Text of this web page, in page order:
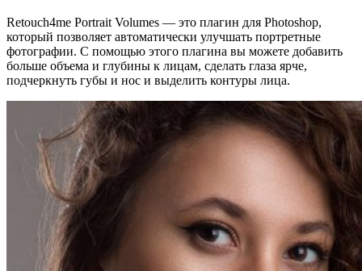
Retouch4me Portrait Volumes — это плагин для Photoshop,
который позволяет автоматически улучшать портретные
фотографии. С помощью этого плагина вы можете добавить
больше объема и глубины к лицам, сделать глаза ярче,
подчеркнуть губы и нос и выделить контуры лица.